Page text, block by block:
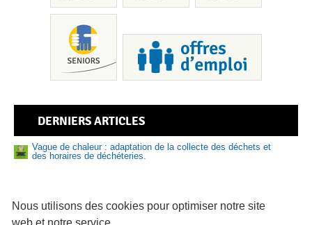
DERNIERS ARTICLES
Vague de chaleur : adaptation de la collecte des déchets et
des horaires de déchéteries.
nautiques : adoptez les bons réflexes cet été
81 logements abordables en vente sur le Pays bigouden
Nous utilisons des cookies pour optimiser notre site
web et notre service.